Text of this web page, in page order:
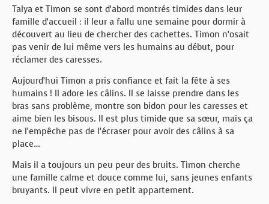
Talya et Timon se sont d’abord montrés timides dans leur
famille d’accueil : il leur a fallu une semaine pour dormir à
découvert au lieu de chercher des cachettes. Timon n’osait
pas venir de lui même vers les humains au début, pour
réclamer des caresses.
Aujourd’hui Timon a pris confiance et fait la fête à ses
humains ! Il adore les câlins. Il se laisse prendre dans les
bras sans problème, montre son bidon pour les caresses et
aime bien les bisous. Il est plus timide que sa sœur, mais ça
ne l’empêche pas de l’écraser pour avoir des câlins à sa
place…
Mais il a toujours un peu peur des bruits. Timon cherche
une famille calme et douce comme lui, sans jeunes enfants
bruyants. Il peut vivre en petit appartement.